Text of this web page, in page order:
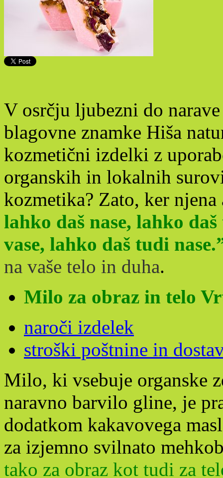
V osrčju ljubezni do
blagovne znamke Hiša
kozmetični izdelki z
organskih in lokalnih
kozmetika? Zato, ker
lahko daš nase, lahko
vase, lahko daš tudi
na vaše telo in duha.
Milo za obraz in telo
naroči izdelek
stroški poštnine in
Milo, ki vsebuje organske
naravno barvilo gline, je
dodatkom kakavovega
za izjemno svilnato
tako za obraz kot tudi za